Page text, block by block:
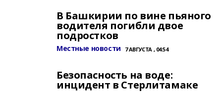
В Башкирии по вине пьяного
водителя погибли двое
подростков
Местные новости 7 АВГУСТА , 04:54
Безопасность на воде:
инцидент в Стерлитамаке